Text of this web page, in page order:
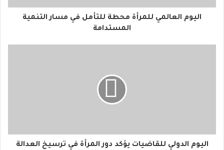
اليوم العالمي للمرأة محطة للتأمل في مسار التنمية
المستدامة
اليوم الدولي للقاضيات يؤكد دور المرأة في ترسيخ العدالة